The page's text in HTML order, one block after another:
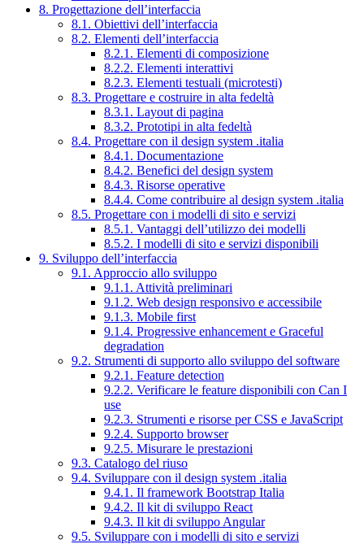
8. Progettazione dell’interfaccia
8.1. Obiettivi dell’interfaccia
8.2. Elementi dell’interfaccia
8.2.1. Elementi di composizione
8.2.2. Elementi interattivi
8.2.3. Elementi testuali (microtesti)
8.3. Progettare e costruire in alta fedeltà
8.3.1. Layout di pagina
8.3.2. Prototipi in alta fedeltà
8.4. Progettare con il design system .italia
8.4.1. Documentazione
8.4.2. Benefici del design system
8.4.3. Risorse operative
8.4.4. Come contribuire al design system .italia
8.5. Progettare con i modelli di sito e servizi
8.5.1. Vantaggi dell’utilizzo dei modelli
8.5.2. I modelli di sito e servizi disponibili
9. Sviluppo dell’interfaccia
9.1. Approccio allo sviluppo
9.1.1. Attività preliminari
9.1.2. Web design responsivo e accessibile
9.1.3. Mobile first
9.1.4. Progressive enhancement e Graceful
degradation
9.2. Strumenti di supporto allo sviluppo del software
9.2.1. Feature detection
9.2.2. Verificare le feature disponibili con Can I
use
9.2.3. Strumenti e risorse per CSS e JavaScript
9.2.4. Supporto browser
9.2.5. Misurare le prestazioni
9.3. Catalogo del riuso
9.4. Sviluppare con il design system .italia
9.4.1. Il framework Bootstrap Italia
9.4.2. Il kit di sviluppo React
9.4.3. Il kit di sviluppo Angular
9.5. Sviluppare con i modelli di sito e servizi